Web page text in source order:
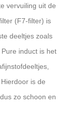
vervuiling uit de
(F7-filter) is
deeltjes zoals
induct is het
is de
zo schoon en